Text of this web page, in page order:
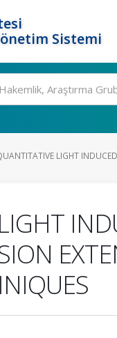
Sistemi
LIGHT